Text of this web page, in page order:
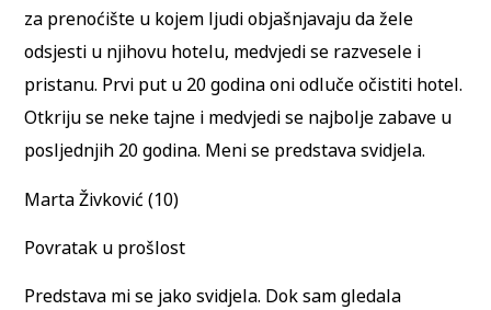
za prenoćište u kojem ljudi objašnjavaju da žele
odsjesti u njihovu hotelu, medvjedi se razvesele i
pristanu. Prvi put u 20 godina oni odluče očistiti hotel.
Otkriju se neke tajne i medvjedi se najbolje zabave u
posljednjih 20 godina. Meni se predstava svidjela.
Marta Živković (10)
Povratak u prošlost
Predstava mi se jako svidjela. Dok sam gledala